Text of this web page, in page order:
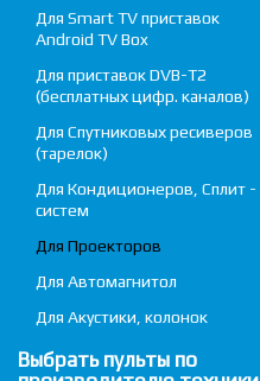
Для Smart TV приставок
Android TV Box
Для приставок DVB-T2
(бесплатных цифр. каналов)
Для Спутниковых ресиверов
(тарелок)
Для Кондиционеров, Сплит -
систем
Для Проекторов
Для Автомагнитол
Для Акустики, колонок
Выбрать пульты по